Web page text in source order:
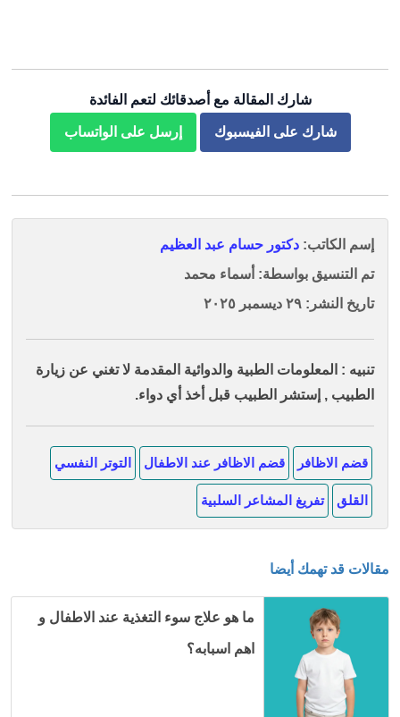
شارك المقالة مع أصدقائك لتعم الفائدة
شارك على الفيسبوك إرسل على الواتساب
إسم الكاتب: دكتور حسام عبد العظيم
تم التنسيق بواسطة: أسماء محمد
تاريخ النشر: ٢٩ ديسمبر ٢٠٢٥
تنبيه : المعلومات الطبية والدوائية المقدمة لا تغني عن زيارة
الطبيب , إستشر الطبيب قبل أخذ أي دواء.
قضم الاظافر قضم الاظافر عند الاطفال التوتر النفسي
القلق تفريغ المشاعر السلبية
مقالات قد تهمك أيضا
ما هو علاج سوء التغذية عند الاطفال و
اهم اسبابه؟